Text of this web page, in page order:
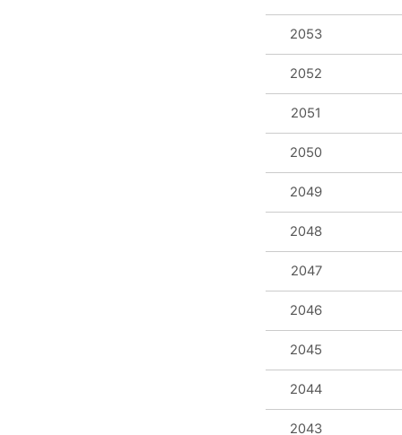
2053
2052
2051
2050
2049
2048
2047
2046
2045
2044
2043